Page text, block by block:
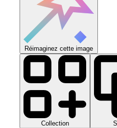
Réimaginez cette image
Collection